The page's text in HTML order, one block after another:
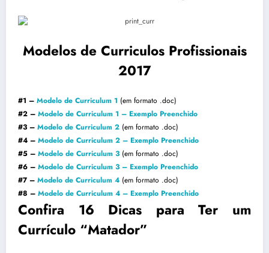
Modelos de Curriculos Profissionais
2017
#1 – Modelo de Curriculum 1 (em formato .doc)
#2 – Modelo de Curriculum 1 – Exemplo Preenchido
#3 – Modelo de Curriculum 2 (em formato .doc)
#4 – Modelo de Curriculum 2 – Exemplo Preenchido
#5 – Modelo de Curriculum 3 (em formato .doc)
#6 – Modelo de Curriculum 3 – Exemplo Preenchido
#7 – Modelo de Curriculum 4 (em formato .doc)
#8 – Modelo de Curriculum 4 – Exemplo Preenchido
Confira 16 Dicas para Ter um
Currículo “Matador”